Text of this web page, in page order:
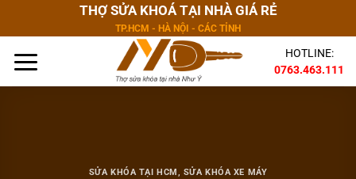
dung
THỢ SỬA KHOÁ TẠI NHÀ GIÁ RẺ
TP.HCM - HÀ NỘI - CÁC TỈNH
HOTLINE:
0763.463.111
SỬA KHÓA TẠI HCM , SỬA KHÓA XE MÁY